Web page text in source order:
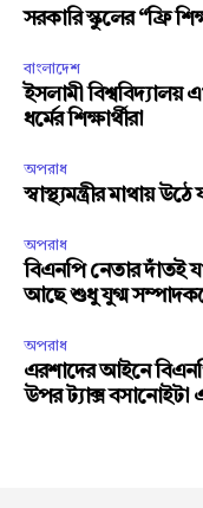
সরকারি স্কুলের “ফ্রি
বাংলাদেশ
ইসলামী বিশ্ববিদ্যালয়
ধর্মের শিক্ষার্থীরা
অপরাধ
স্বাস্থ্যমন্ত্রীর মাথায়
অপরাধ
বিএনপি নেতার দাঁতই
আছে শুধু যুগ্ম
অপরাধ
এরশাদের আইনে
উপর ট্যাক্স বসানোইটা